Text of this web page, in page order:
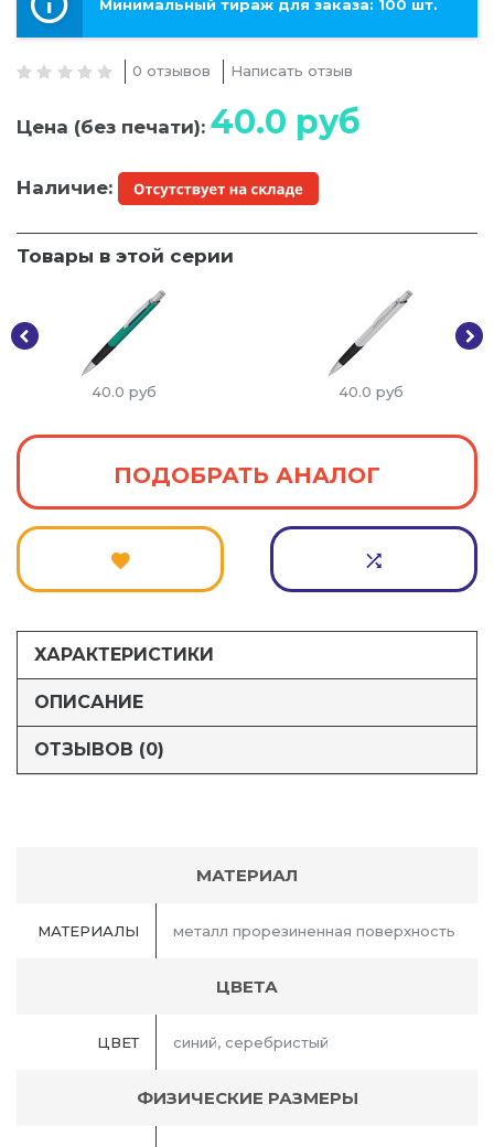
Минимальный тираж для заказа: 100 шт.
0 отзывов Написать отзыв
Цена (без печати): 40.0 руб
Наличие:
Товары в этой серии
40.0 руб 40.0 руб
ПОДОБРАТЬ АНАЛОГ
ХАРАКТЕРИСТИКИ
ОПИСАНИЕ
ОТЗЫВОВ (0)
МАТЕРИАЛ
МАТЕРИАЛЫ металл прорезиненная поверхность
ЦВЕТА
ЦВЕТ синий, серебристый
ФИЗИЧЕСКИЕ РАЗМЕРЫ